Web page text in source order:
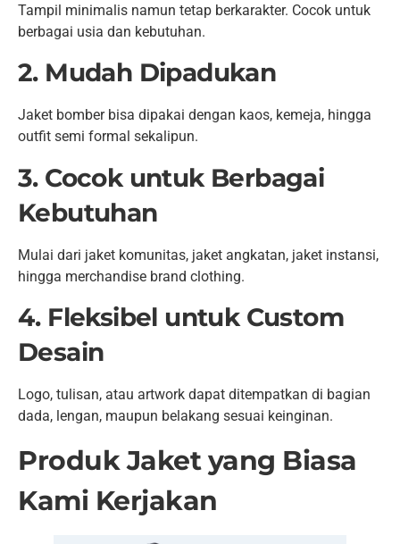
Tampil minimalis namun tetap berkarakter. Cocok untuk
berbagai usia dan kebutuhan.
2. Mudah Dipadukan
Jaket bomber bisa dipakai dengan kaos, kemeja, hingga
outfit semi formal sekalipun.
3. Cocok untuk Berbagai
Kebutuhan
Mulai dari jaket komunitas, jaket angkatan, jaket instansi,
hingga merchandise brand clothing.
4. Fleksibel untuk Custom
Desain
Logo, tulisan, atau artwork dapat ditempatkan di bagian
dada, lengan, maupun belakang sesuai keinginan.
Produk Jaket yang Biasa
Kami Kerjakan